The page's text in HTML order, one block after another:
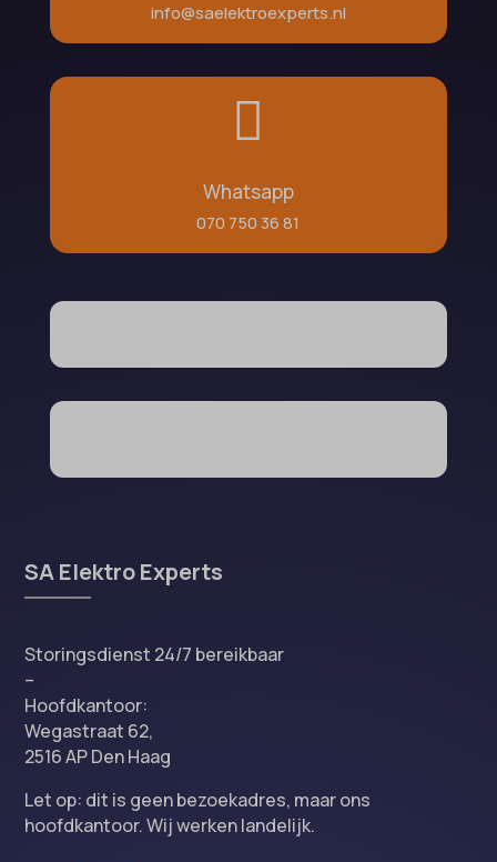
info@saelektroexperts.nl

Whatsapp
070 750 36 81
SA Elektro Experts
Storingsdienst 24/7 bereikbaar
–
Hoofdkantoor:
Wegastraat 62,
2516 AP Den Haag
Let op: dit is geen bezoekadres, maar ons
hoofdkantoor. Wij werken landelijk.